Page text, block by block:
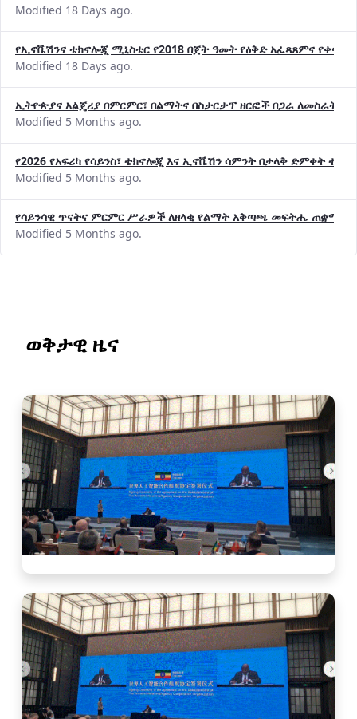
የኢኖቬሽንና ቴክኖሎጂ ሚኒስቴር የ2018 በጀት ዓመት የዕቅድ አፈጻጸምና
Modified 18 Days ago.
ኢትዮጵያና አልጄሪያ በምርምር፣ በልማትና በስታርታፕ ዘርፎች በጋራ ለመስራት
Modified 5 Months ago.
የ2026 የአፍሪካ የሳይንስ፣ ቴክኖሎጂ እና ኢኖቬሽን ሳምንት በታላቅ ድምቀት
Modified 5 Months ago.
የሳይንሳዊ ጥናትና ምርምር ሥራዎች ለዘላቂ የልማት አቅጣጫ መፍትሔ ጠቋሚ
Modified 5 Months ago.